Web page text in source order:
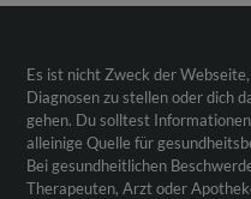
Es ist nicht Zweck der
Diagnosen zu stellen oder dich
gehen. Du solltest
alleinige Quelle für
Bei gesundheitlichen
Therapeuten, Arzt oder